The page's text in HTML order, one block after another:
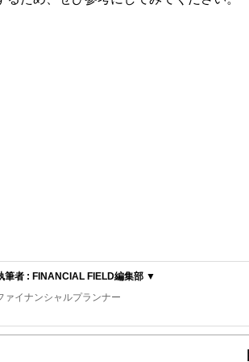
筆者 : FINANCIAL FIELD編集部 ▼
ァイナンシャルプランナー
編集部は、金融、経済に関する記事を、日